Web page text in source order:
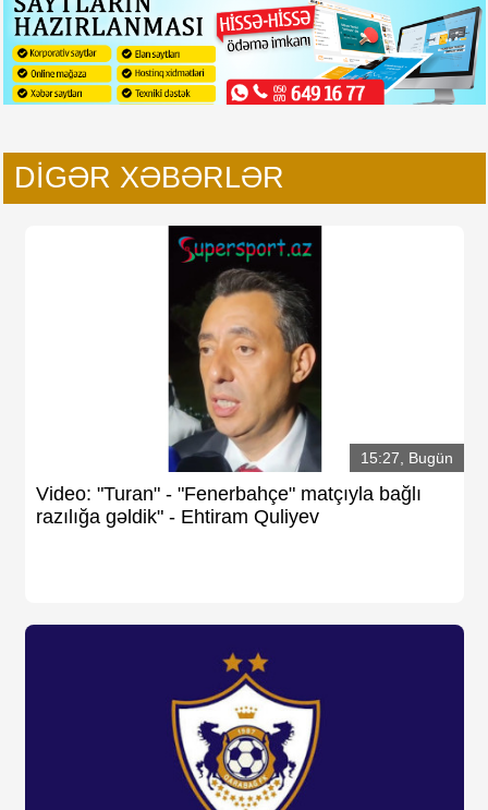
DIGƏR XƏBƏRLƏR
15:27, Bugün
Video: "Turan" - "Fenerbahçe" matçıyla bağlı
razılığa gəldik" - Ehtiram Quliyev